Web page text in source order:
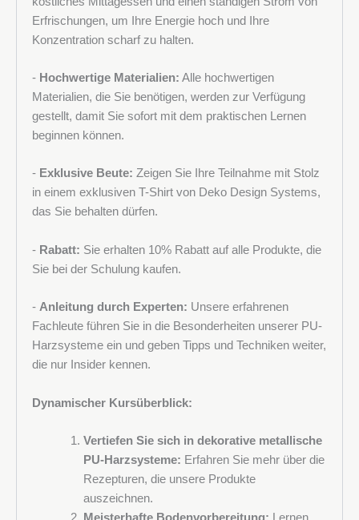
Erfrischungen, um Ihre Energie hoch und Ihre
Konzentration scharf zu halten.
- Hochwertige Materialien: Alle hochwertigen
Materialien, die Sie benötigen, werden zur Verfügung
gestellt, damit Sie sofort mit dem praktischen Lernen
beginnen können.
- Exklusive Beute: Zeigen Sie Ihre Teilnahme mit Stolz
in einem exklusiven T-Shirt von Deko Design Systems,
das Sie behalten dürfen.
- Rabatt: Sie erhalten 10% Rabatt auf alle Produkte, die
Sie bei der Schulung kaufen.
- Anleitung durch Experten: Unsere erfahrenen
Fachleute führen Sie in die Besonderheiten unserer PU-
Harzsysteme ein und geben Tipps und Techniken weiter,
die nur Insider kennen.
Dynamischer Kursüberblick:
Vertiefen Sie sich in dekorative metallische
PU-Harzsysteme: Erfahren Sie mehr über die
Rezepturen, die unsere Produkte
auszeichnen.